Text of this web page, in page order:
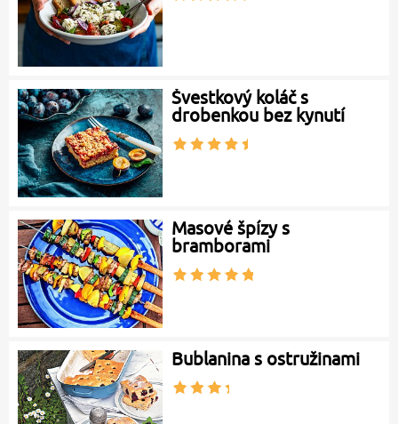
Švestkový koláč s
drobenkou bez kynutí
Masové špízy s
bramborami
Bublanina s ostružinami